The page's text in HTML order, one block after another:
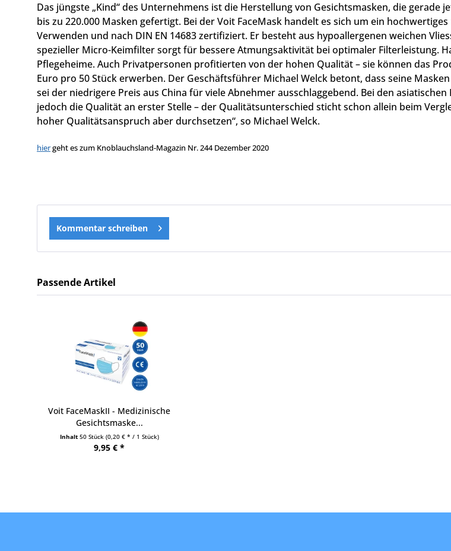
Das jüngste „Kind“ des Unternehmens ist die Herstellung von Gesichtsmasken, die
bis zu 220.000 Masken gefertigt. Bei der Voit FaceMask handelt es sich um ein
Verwenden und nach DIN EN 14683 zertifiziert. Er besteht aus hypoallergenen weichen
spezieller Micro-Keimfilter sorgt für bessere Atmungsaktivität bei optimaler Filterleistung.
Pflegeheime. Auch Privatpersonen profitierten von der hohen Qualität – sie können das
Euro pro 50 Stück erwerben. Der Geschäftsführer Michael Welck betont, dass seine
sei der niedrigere Preis aus China für viele Abnehmer ausschlaggebend. Bei den
jedoch die Qualität an erster Stelle – der Qualitätsunterschied sticht schon allein beim
hoher Qualitätsanspruch aber durchsetzen“, so Michael Welck.
hiergeht es zum Knoblauchsland-Magazin Nr. 244 Dezember 2020
Kommentar schreiben
Passende Artikel
Voit FaceMaskII - Medizinische
Gesichtsmaske...
Inhalt 50 Stück (0,20 € * / 1 Stück)
9,95 € *